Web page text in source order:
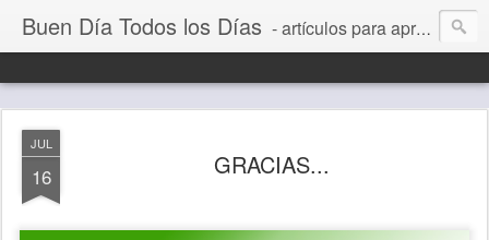
Buen Día Todos los Días - artículos para aprender a vivir mejor, un día a la vez. Por Juan C Quintero
JUL
16 GRACIAS...